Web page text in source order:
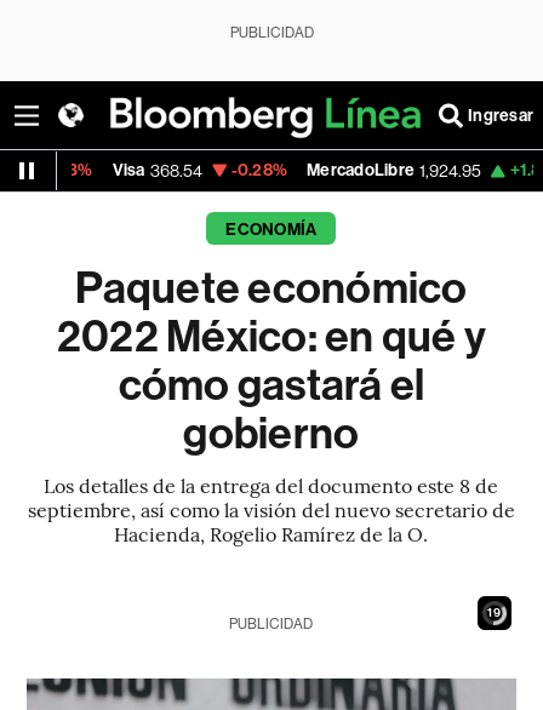
PUBLICIDAD
Ingresar
368.54 -0.28% MercadoLibre 1,924.95 +1.85% Banco
ECONOMÍA
Paquete económico
2022 México: en qué y
cómo gastará el
gobierno
Los detalles de la entrega del documento este 8 de
septiembre, así como la visión del nuevo secretario de
Hacienda, Rogelio Ramírez de la O.
18
PUBLICIDAD